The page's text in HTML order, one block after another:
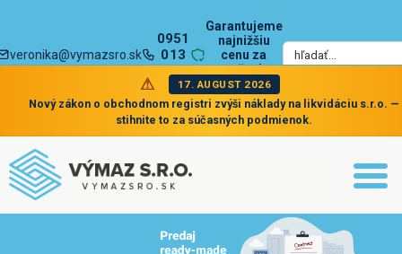
veronika@vymazsro.sk
0951
013
002
Garantujeme
najnižšiu
cenu za
zrušenie
spoločnosti
17. AUGUST 2026
Nový zákon o obchodnom registri zvýši náklady na likvidáciu s.r.o. —
stihnite to za súčasných podmienok.